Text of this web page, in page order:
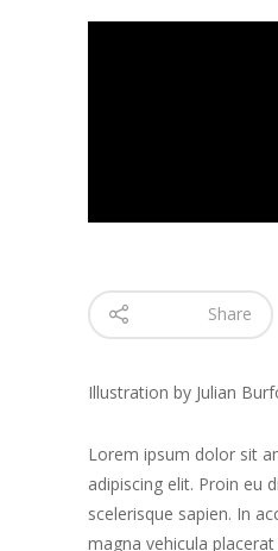
Share
Illustration by Julian
Lorem ipsum dolor sit
adipiscing elit. Proin eu
scelerisque sapien. In
magna vehicula